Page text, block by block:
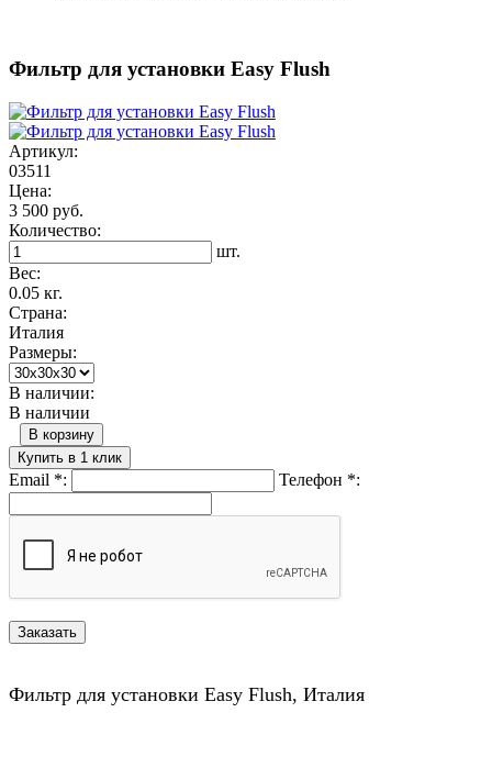
Фильтр для установки Easy Flush
Артикул:
03511
Цена:
3 500 руб.
Количество:
шт.
Вес:
0.05 кг.
Страна:
Италия
Размеры:
В наличии:
В наличии
В корзину
Купить в 1 клик
Email *: Телефон *:
Фильтр для установки Easy Flush, Италия